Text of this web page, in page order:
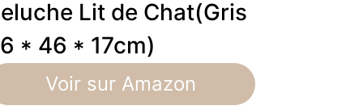
Lit de Chat(Gris
* 46 * 17cm)
Voir sur Amazon